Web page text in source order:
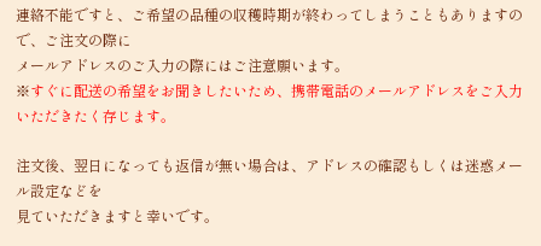
連絡不能ですと、ご希望の品種の収穫時期が終わってしまうこともありますの
で、ご注文の際に
メールアドレスのご入力の際にはご注意願います。
※すぐに配送の希望をお聞きしたいため、携帯電話のメールアドレスをご入力
いただきたく存じます。
注文後、翌日になっても返信が無い場合は、アドレスの確認もしくは迷惑メー
ル設定などを
見ていただきますと幸いです。